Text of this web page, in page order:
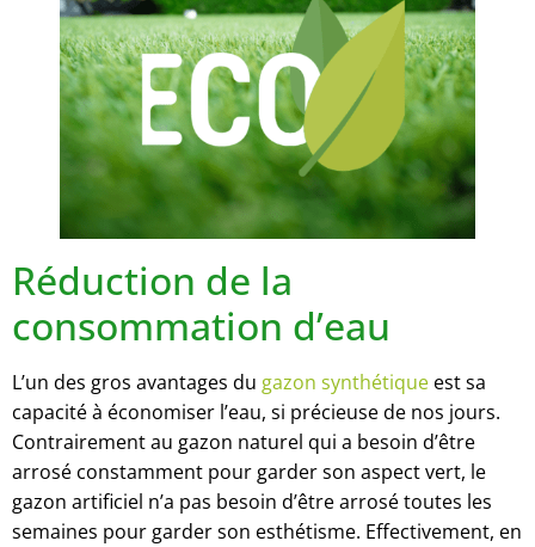
Réduction de la
consommation d’eau
L’un des gros avantages du gazon synthétique est sa
capacité à économiser l’eau, si précieuse de nos jours.
Contrairement au gazon naturel qui a besoin d’être
arrosé constamment pour garder son aspect vert, le
gazon artificiel n’a pas besoin d’être arrosé toutes les
semaines pour garder son esthétisme. Effectivement, en